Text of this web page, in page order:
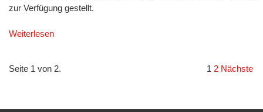
zur Verfügung gestellt.
Weiterlesen
Seite 1 von 2. 1 2 Nächste